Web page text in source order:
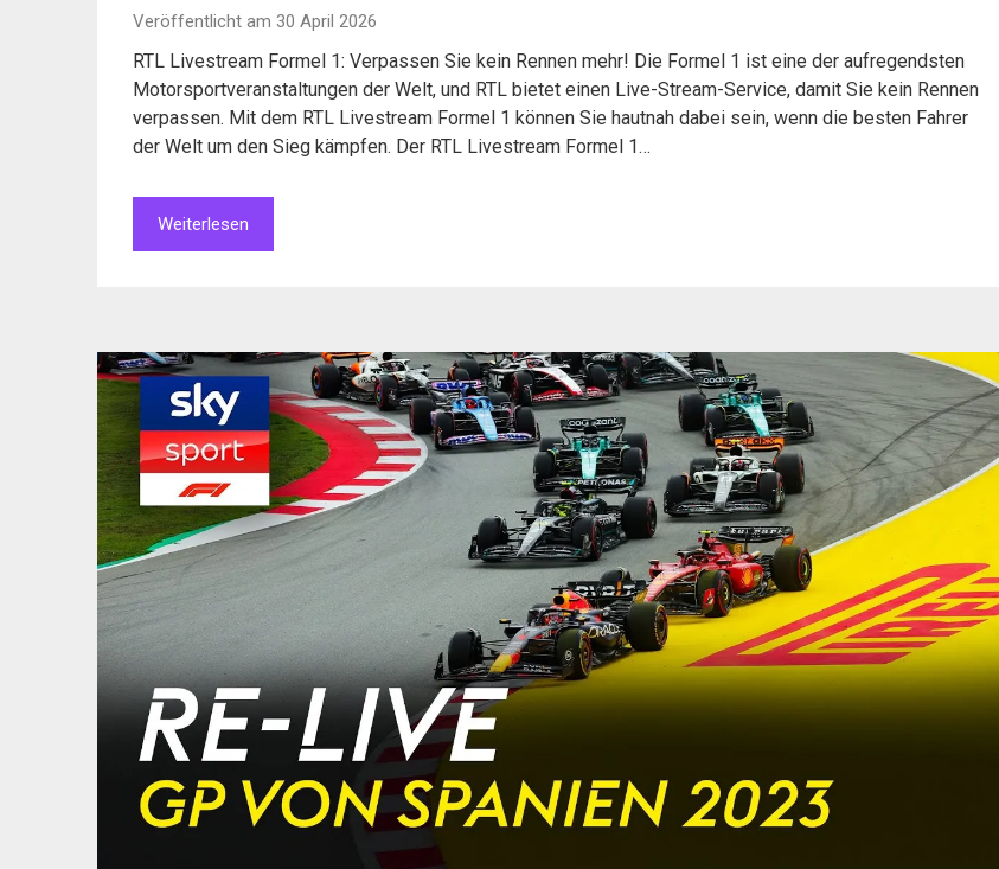
Veröffentlicht am 30 April 2026
RTL Livestream Formel 1: Verpassen Sie kein Rennen mehr! Die Formel 1 ist eine der aufregendsten
Motorsportveranstaltungen der Welt, und RTL bietet einen Live-Stream-Service, damit Sie kein Rennen
verpassen. Mit dem RTL Livestream Formel 1 können Sie hautnah dabei sein, wenn die besten Fahrer
der Welt um den Sieg kämpfen. Der RTL Livestream Formel 1…
Weiterlesen